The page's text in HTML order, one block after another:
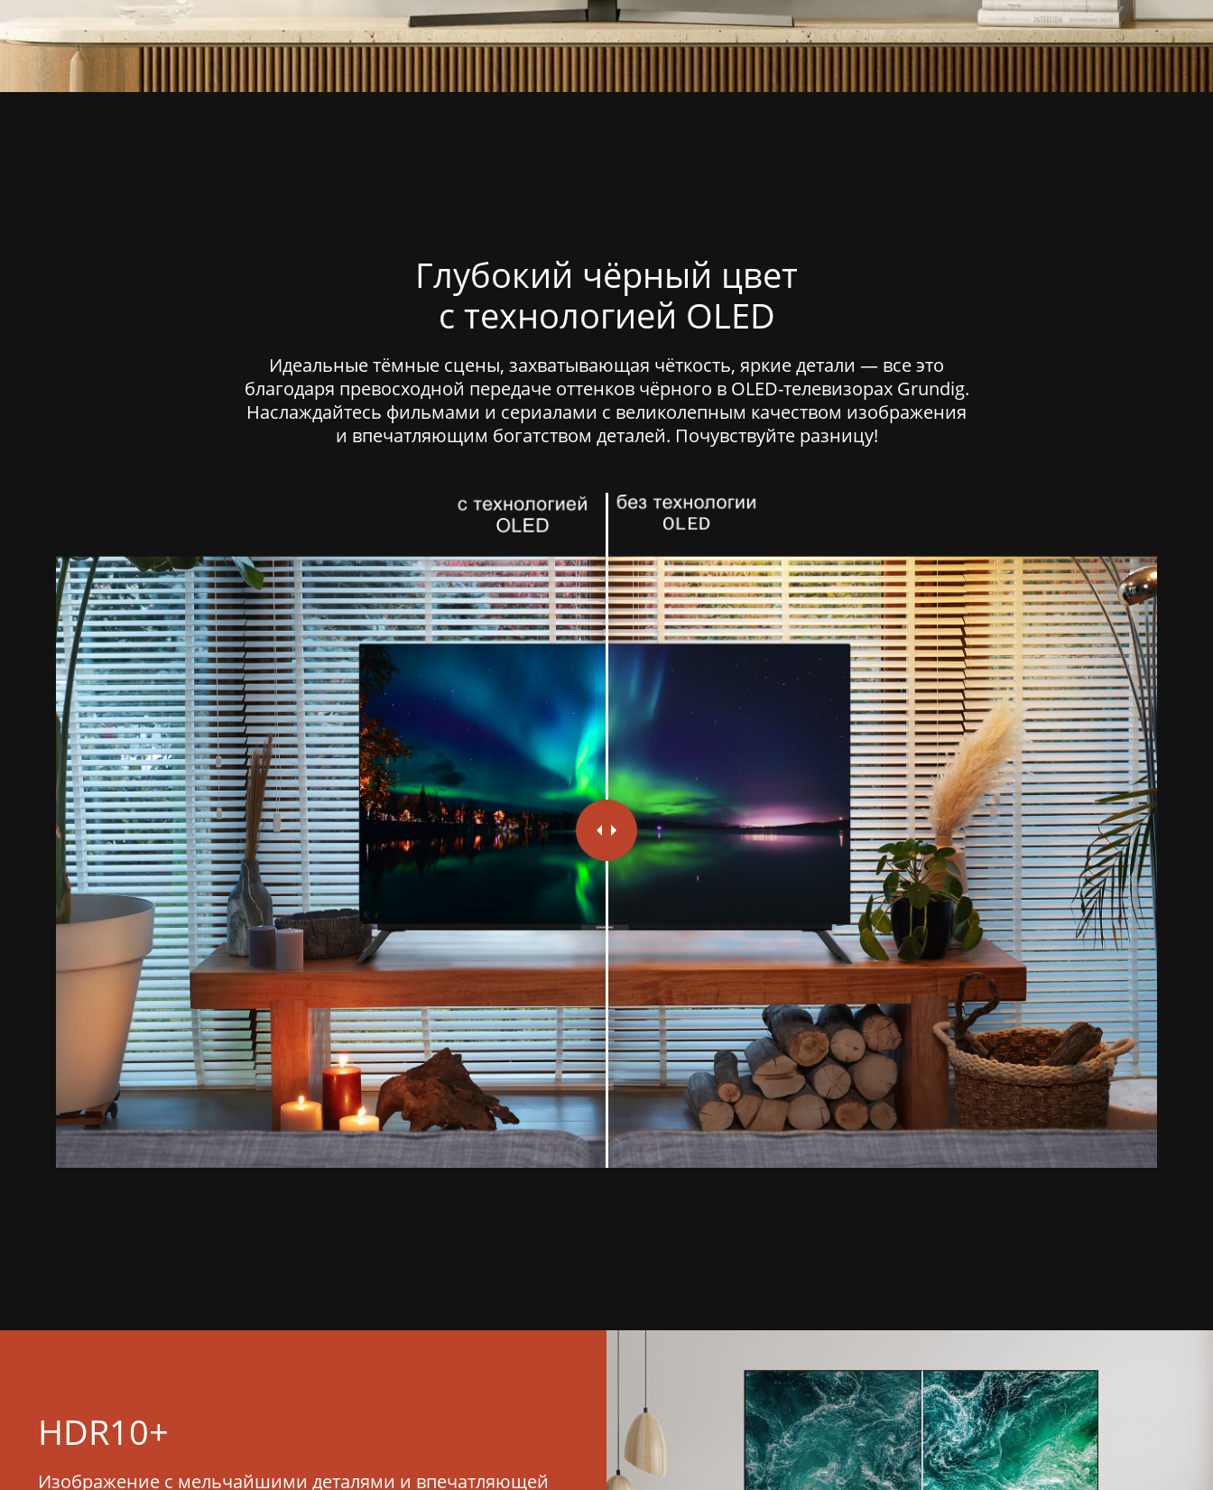
Глубокий чёрный цвет
с технологией OLED
Идеальные тёмные сцены, захватывающая чёткость, яркие детали — все это
благодаря превосходной передаче оттенков чёрного в OLED-телевизорах Grundig.
Наслаждайтесь фильмами и сериалами с великолепным качеством изображения
и впечатляющим богатством деталей. Почувствуйте разницу!
HDR10+
Изображение с мельчайшими деталями и впечатляющей
Краснодар
Новосибирск
Тюмень
Красноярск
Самара
Уфа